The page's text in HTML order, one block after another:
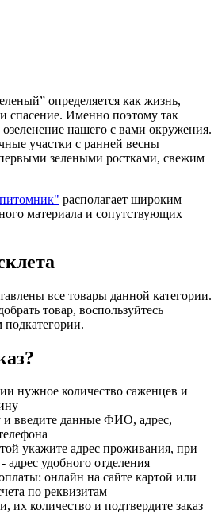
определяется как жизнь,
спасение. Именно поэтому так
нашего с вами окружения.
участки с ранней весны
зелеными ростками, свежим
располагает широким
материала и сопутствующих
все товары данной категории.
товар, воспользуйтесь
нужное количество саженцев и
и введите данные ФИО, адрес,
укажите адрес проживания, при
адрес удобного отделения
онлайн на сайте картой или
по реквизитам
их количество и подтвердите заказ